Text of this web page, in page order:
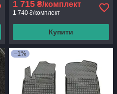
1 715 ₴/комплект
1 740 ₴/комплект
Купити
–1%